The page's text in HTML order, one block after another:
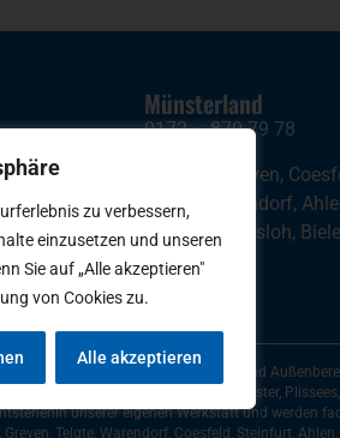
zu verbessern,
einzusetzen und unseren
Sie auf „Alle akzeptieren"
von Cookies zu.
Alle akzeptieren
Münsterland
0172 – 870 79 78
Greven,
Telgte
Warendorf,
Hamm,Gütersloh,
Lösungen rund um Haus, Garten und
Glasvordächer, Gartenhäuser, Fenster,
unserer eigenen Werkstatt und werden
Telgte, Warendorf, Coesfeld, Steinfurt,